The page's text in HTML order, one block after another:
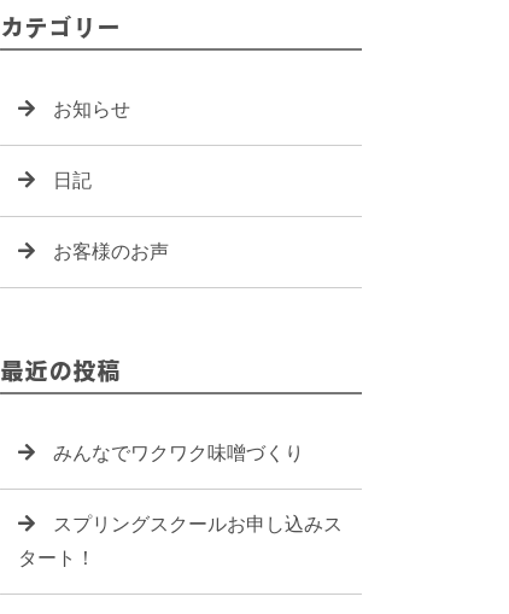
カテゴリー
お知らせ
日記
お客様のお声
最近の投稿
みんなでワクワク味噌づくり
スプリングスクールお申し込みス
タート！